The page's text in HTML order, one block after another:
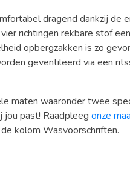
dragend dankzij de
richtingen rekbare stof
opbergzakken is zo
geventileerd via een
maten waaronder twee
jou past! Raadpleeg onze
kolom Wasvoorschriften.